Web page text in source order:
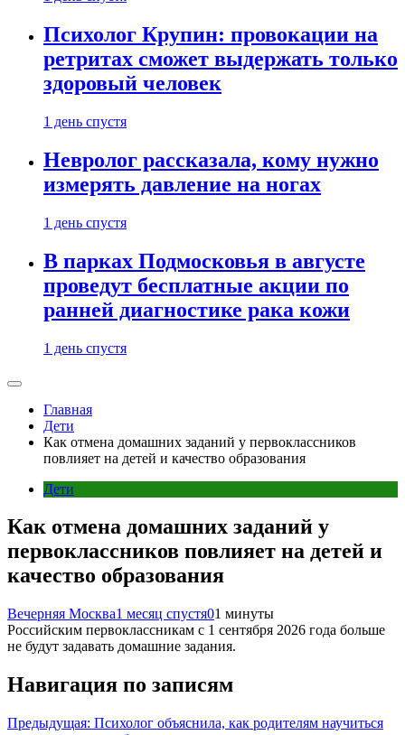
Психолог Крупин: провокации на
ретритах сможет выдержать только
здоровый человек
1 день спустя
Невролог рассказала, кому нужно
измерять давление на ногах
1 день спустя
В парках Подмосковья в августе
проведут бесплатные акции по
ранней диагностике рака кожи
1 день спустя
Главная
Дети
Как отмена домашних заданий у первоклассников
повлияет на детей и качество образования
Дети
Как отмена домашних заданий у
первоклассников повлияет на детей и
качество образования
Вечерняя Москва1 месяц спустя01 минуты
Российским первоклассникам с 1 сентября 2026 года больше
не будут задавать домашние задания.
Навигация по записям
Предыдущая: Психолог объяснила, как родителям научиться